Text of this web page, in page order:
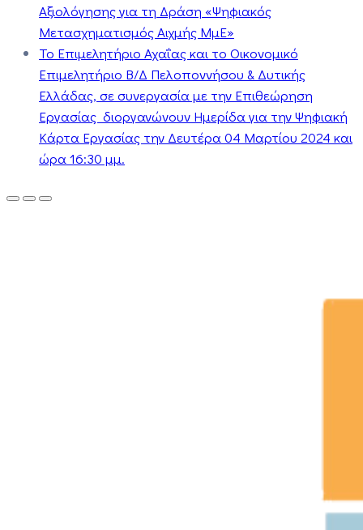
Αξιολόγησης για τη Δράση «Ψηφιακός
Μετασχηματισμός Αιχμής ΜμΕ»
Το Επιμελητήριο Αχαΐας και το Οικονομικό
Επιμελητήριο Β/Δ Πελοποννήσου & Δυτικής
Ελλάδας, σε συνεργασία με την Επιθεώρηση
Εργασίας διοργανώνουν Ημερίδα για την Ψηφιακή
Κάρτα Εργασίας την Δευτέρα 04 Μαρτίου 2024 και
ώρα 16:30 μμ.